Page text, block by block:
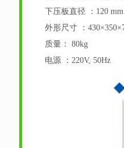
下压板直径
： 120 mm
外形尺寸
：
质量：
80kg
电源
： 220V, 50Hz